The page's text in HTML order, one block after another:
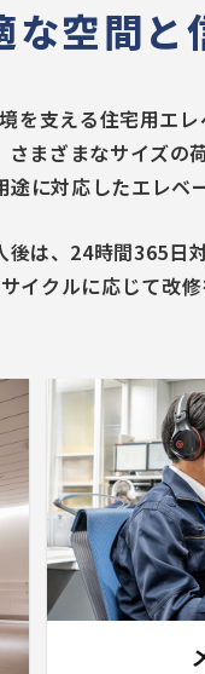
な空間と
を支える住宅用エ
さまざまなサイズの
に対応したエレベ
後は、24時間365日
イクルに応じて改